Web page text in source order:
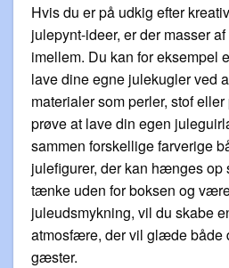
Hvis du er på udkig efter
julepynt-ideer, er der masser
imellem. Du kan for eksempel
lave dine egne julekugler ved
materialer som perler, stof
prøve at lave din egen
sammen forskellige farverige
julefigurer, der kan hænges op
tænke uden for boksen og
juleudsmykning, vil du skabe
atmosfære, der vil glæde både
gæster.